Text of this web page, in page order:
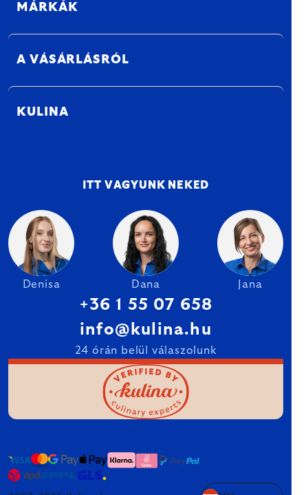
MÁRKÁK
A VÁSÁRLÁSRÓL
KULINA
ITT VAGYUNK NEKED
Denisa Dana Jana
+36 1 55 07 658
info@kulina.hu
24 órán belül válaszolunk